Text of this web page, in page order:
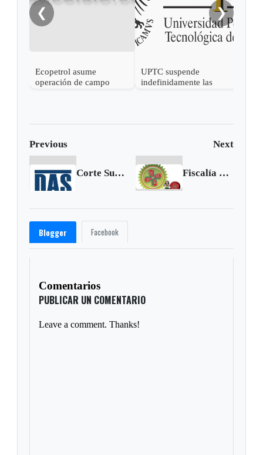
❮
Ecopetrol asume
operación de campo
UPTC suspende
indefinidamente las
❯
Previous Next
Corte Suprema profiere condenas por las chuzadas del DAS Fiscalía y Contaloría investigan presuntas irregularidades en la Lotería de Boyacá
Blogger Facebook
Comentarios
PUBLICAR UN COMENTARIO
Leave a comment. Thanks!